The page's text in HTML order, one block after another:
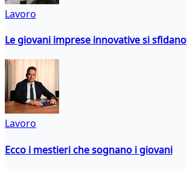
Lavoro
Le giovani imprese innovative si sfidano
Lavoro
Ecco i mestieri che sognano i giovani